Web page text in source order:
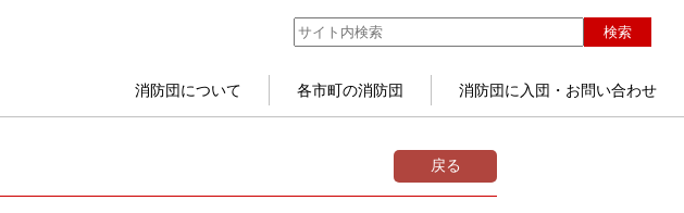
検索
消防団について 各市町の消防団 消防団に入団・お問い合わせ
戻る